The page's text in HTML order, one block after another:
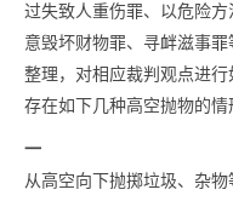
过失致人重伤罪、以危险
意毁坏财物罪、寻衅滋事
整理，对相应裁判观点进
存在如下几种高空抛物的情
一
从高空向下抛掷垃圾、杂